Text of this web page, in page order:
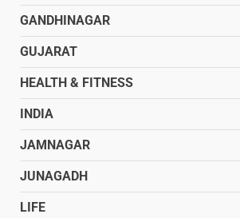
GANDHINAGAR
GUJARAT
HEALTH & FITNESS
INDIA
JAMNAGAR
JUNAGADH
LIFE